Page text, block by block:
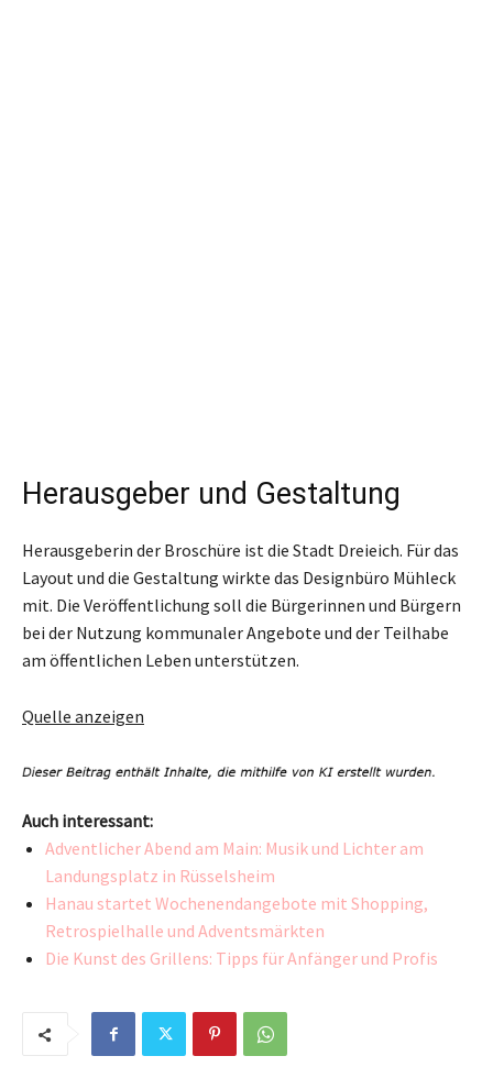
Herausgeber und Gestaltung
Herausgeberin der Broschüre ist die Stadt Dreieich. Für das
Layout und die Gestaltung wirkte das Designbüro Mühleck
mit. Die Veröffentlichung soll die Bürgerinnen und Bürgern
bei der Nutzung kommunaler Angebote und der Teilhabe
am öffentlichen Leben unterstützen.
Quelle anzeigen
Auch interessant:
Adventlicher Abend am Main: Musik und Lichter am
Landungsplatz in Rüsselsheim
Hanau startet Wochenendangebote mit Shopping,
Retrospielhalle und Adventsmärkten
Die Kunst des Grillens: Tipps für Anfänger und Profis